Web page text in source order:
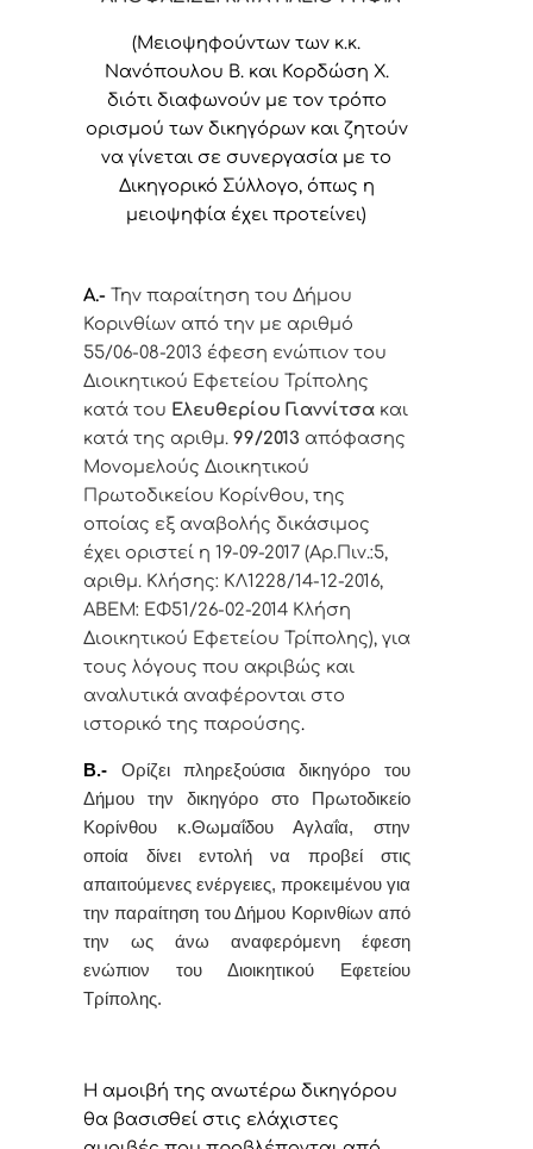
(Μειοψηφούντων των κ.κ.
Νανόπουλου Β. και Κορδώση Χ.
διότι διαφωνούν με τον τρόπο
ορισμού των δικηγόρων και ζητούν
να γίνεται σε συνεργασία με το
Δικηγορικό Σύλλογο, όπως η
μειοψηφία έχει προτείνει)
Α.- Την παραίτηση του Δήμου
Κορινθίων από την με αριθμό
55/06-08-2013 έφεση ενώπιον του
Διοικητικού Εφετείου Τρίπολης
κατά του Ελευθερίου Γιαννίτσα και
κατά της αριθμ. 99/2013 απόφασης
Μονομελούς Διοικητικού
Πρωτοδικείου Κορίνθου, της
οποίας εξ αναβολής δικάσιμος
έχει οριστεί η 19-09-2017 (Αρ.Πιν.:5,
αριθμ. Κλήσης: ΚΛ1228/14-12-2016,
ΑΒΕΜ: ΕΦ51/26-02-2014 Κλήση
Διοικητικού Εφετείου Τρίπολης), για
τους λόγους που ακριβώς και
αναλυτικά αναφέρονται στο
ιστορικό της παρούσης.
Β.- Ορίζει πληρεξούσια δικηγόρο του
Δήμου την δικηγόρο στο Πρωτοδικείο
Κορίνθου κ.Θωμαΐδου Αγλαΐα, στην
οποία δίνει εντολή να προβεί στις
απαιτούμενες ενέργειες, προκειμένου για
την παραίτηση του Δήμου Κορινθίων από
την ως άνω αναφερόμενη έφεση
ενώπιον του Διοικητικού Εφετείου
Τρίπολης.
Η αμοιβή της ανωτέρω δικηγόρου
θα βασισθεί στις ελάχιστες